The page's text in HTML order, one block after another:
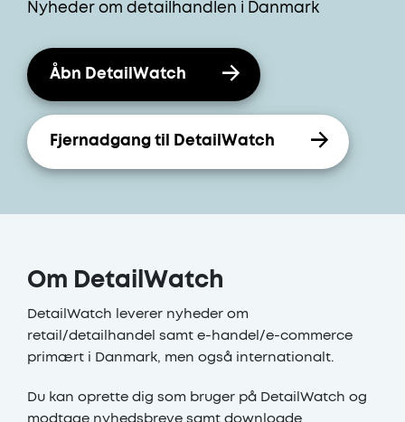
Nyheder om detailhandlen i Danmark
Åbn DetailWatch
Fjernadgang til DetailWatch
Om DetailWatch
DetailWatch leverer nyheder om
retail/detailhandel samt e-handel/e-commerce
primært i Danmark, men også internationalt.
Du kan oprette dig som bruger på DetailWatch og
modtage nyhedsbreve samt downloade